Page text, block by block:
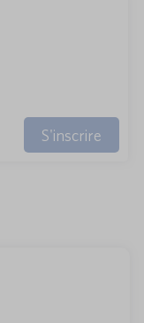
S'inscrire